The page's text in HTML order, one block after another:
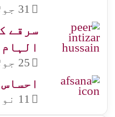
31 جولائی, 2026
سرقے
25 جولائی, 2026
11 نومبر, 2025